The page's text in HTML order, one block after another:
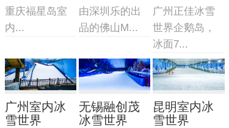
重庆福星岛室
内...
由深圳乐的出
品的佛山M...
广州正佳冰雪
世界企鹅岛，
冰面7...
广州室内冰
雪世界
无锡融创茂
冰雪世界
昆明室内冰
雪世界